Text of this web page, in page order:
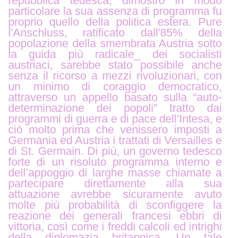
particolare la sua assenza di programma fu
proprio quello della politica estera. Pure
l'Anschluss, ratificato dall'85% della
popolazione della smembrata Austria sotto
la guida più radicale_ dei socialisti
austriaci, sarebbe stato possibile anche
senza il ricorso a mezzi rivoluzionari, con
un minimo di coraggio democratico,
attraverso un appello basato sulla “auto-
determinazione dei popoli” tratto dai
programmi di guerra e di pace dell’Intesa, e
ciò molto prima che venissero imposti a
Germania ed Austria i trattati di Versailles e
di St. Germain. Di più, un governo tedesco
forte di un risoluto programma interno e
dell’appoggio di larghe masse chiamate a
partecipare direttamente alla sua
attuazione avrebbe sicuramente avuto
molte più probabilità di sconfiggere la
reazione dei generali francesi ebbri di
vittoria, così come i freddi calcoli ed intrighi